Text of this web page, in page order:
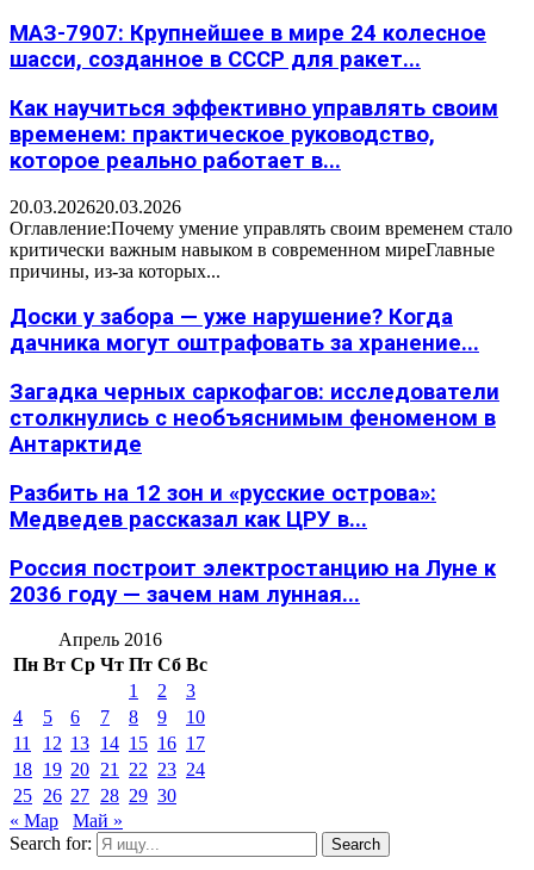
МАЗ-7907: Крупнейшее в мире 24 колесное
шасси, созданное в СССР для ракет...
Как научиться эффективно управлять своим
временем: практическое руководство,
которое реально работает в...
20.03.202620.03.2026
Оглавление:Почему умение управлять своим временем стало
критически важным навыком в современном миреГлавные
причины, из-за которых...
Доски у забора — уже нарушение? Когда
дачника могут оштрафовать за хранение...
Загадка черных саркофагов: исследователи
столкнулись с необъяснимым феноменом в
Антарктиде
Разбить на 12 зон и «русские острова»:
Медведев рассказал как ЦРУ в...
Россия построит электростанцию на Луне к
2036 году — зачем нам лунная...
Апрель 2016
Пн Вт Ср Чт Пт Сб Вс
1
2
3
4
5 6 7 8 9
10
11
12 13 14 15 16 17
18 19 20 21 22 23 24
25 26 27 28 29 30
« Мар
Май »
Search for:
Search